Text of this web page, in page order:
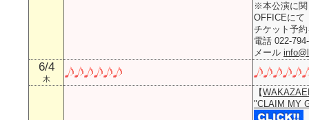
※本公演に関
OFFICEにて
チケット予
電話 022-
メール
6/4
木
【
"CLAIM MY